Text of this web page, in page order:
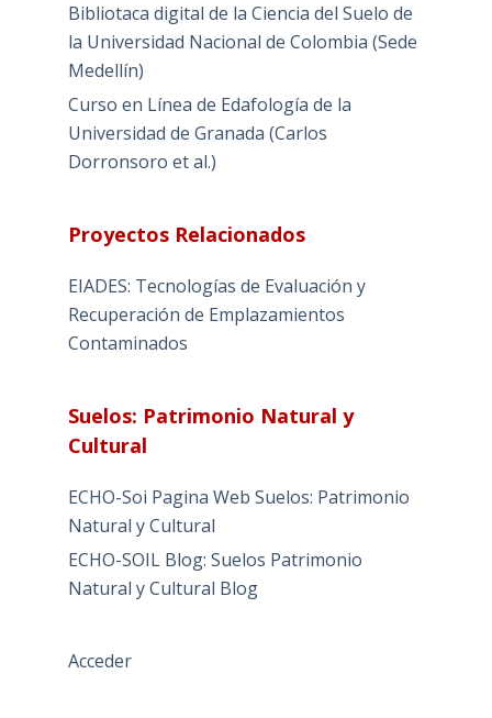
Bibliotaca digital de la Ciencia del Suelo de
la Universidad Nacional de Colombia (Sede
Medellín)
Curso en Línea de Edafología de la
Universidad de Granada (Carlos
Dorronsoro et al.)
Proyectos Relacionados
EIADES: Tecnologías de Evaluación y
Recuperación de Emplazamientos
Contaminados
Suelos: Patrimonio Natural y
Cultural
ECHO-Soi Pagina Web Suelos: Patrimonio
Natural y Cultural
ECHO-SOIL Blog: Suelos Patrimonio
Natural y Cultural Blog
Acceder